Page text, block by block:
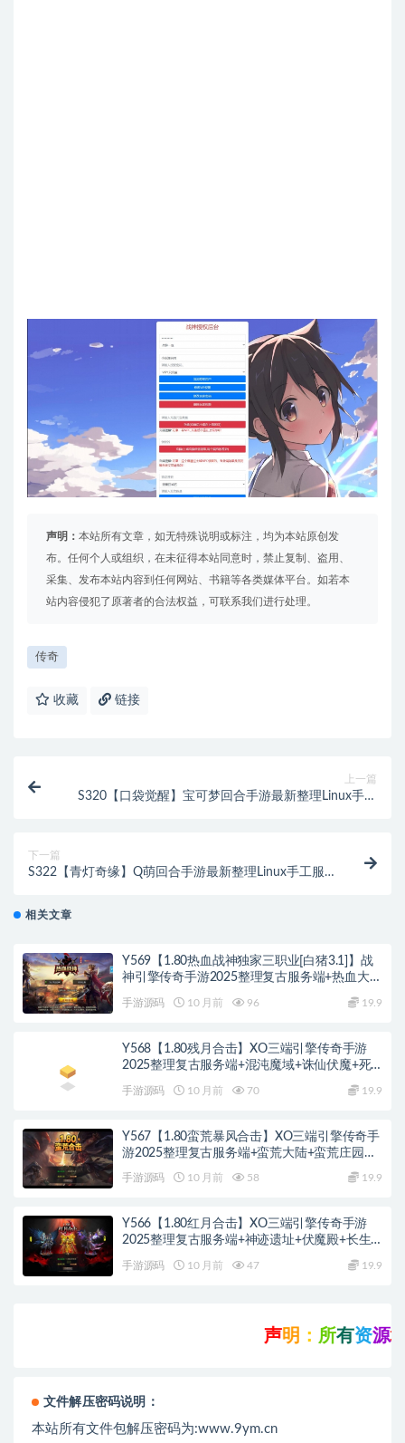
声明： 本站所有文章，如无特殊说明或标注，均为本站原创发
布。任何个人或组织，在未征得本站同意时，禁止复制、盗用、
采集、发布本站内容到任何网站、书籍等各类媒体平台。如若本
站内容侵犯了原著者的合法权益，可联系我们进行处理。
传奇
收藏 链接
上一篇
S320【口袋觉醒】宝可梦回合手游最新整理Linux手工
下一篇
S322【青灯奇缘】Q萌回合手游最新整理Linux手工服
相关文章
Y569【1.80热血战神独家三职业[白猪3.1]】战
神引擎传奇手游2025整理复古服务端+热血大陆
手游源码 10 月前 96 19.9
Y568【1.80残月合击】XO三端引擎传奇手游
2025整理复古服务端+混沌魔域+诛仙伏魔+死
手游源码 10 月前 70 19.9
Y567【1.80蛮荒暴风合击】XO三端引擎传奇手
游2025整理复古服务端+蛮荒大陆+蛮荒庄园
+蛮荒战场
手游源码 10 月前 58 19.9
Y566【1.80红月合击】XO三端引擎传奇手游
2025整理复古服务端+神迹遗址+伏魔殿+长生
手游源码 10 月前 47 19.9
有资源 均收集于互
文件解压密码说明：
本站所有文件包解压密码为:www.9ym.cn